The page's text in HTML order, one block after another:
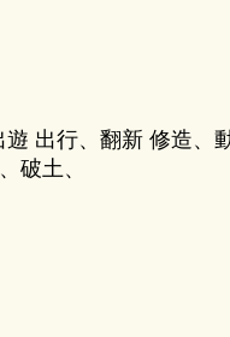
出行、翻新 修造、
破土、